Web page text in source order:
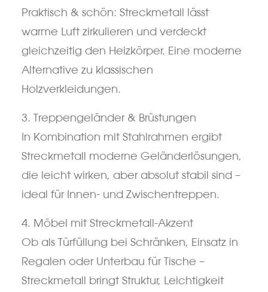
Praktisch & schön: Streckmetall lässt
warme Luft zirkulieren und verdeckt
gleichzeitig den Heizkörper. Eine moderne
Alternative zu klassischen
Holzverkleidungen.
3. Treppengeländer & Brüstungen
In Kombination mit Stahlrahmen ergibt
Streckmetall moderne Geländerlösungen,
die leicht wirken, aber absolut stabil sind –
ideal für Innen- und Zwischentreppen.
4. Möbel mit Streckmetall-Akzent
Ob als Türfüllung bei Schränken, Einsatz in
Regalen oder Unterbau für Tische –
Streckmetall bringt Struktur, Leichtigkeit